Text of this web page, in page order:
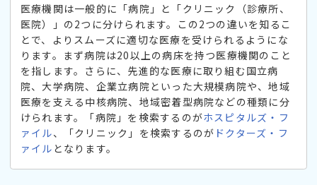
医療機関は一般的に「病院」と「クリニック（診療所、
医院）」の2つに分けられます。この2つの違いを知るこ
とで、よりスムーズに適切な医療を受けられるようにな
ります。まず病院は20以上の病床を持つ医療機関のこと
を指します。さらに、先進的な医療に取り組む国立病
院、大学病院、企業立病院といった大規模病院や、地域
医療を支える中核病院、地域密着型病院などの種類に分
けられます。「病院」を検索するのがホスピタルズ・フ
ァイル、「クリニック」を検索するのが ドクターズ・フ
ァイル となります。